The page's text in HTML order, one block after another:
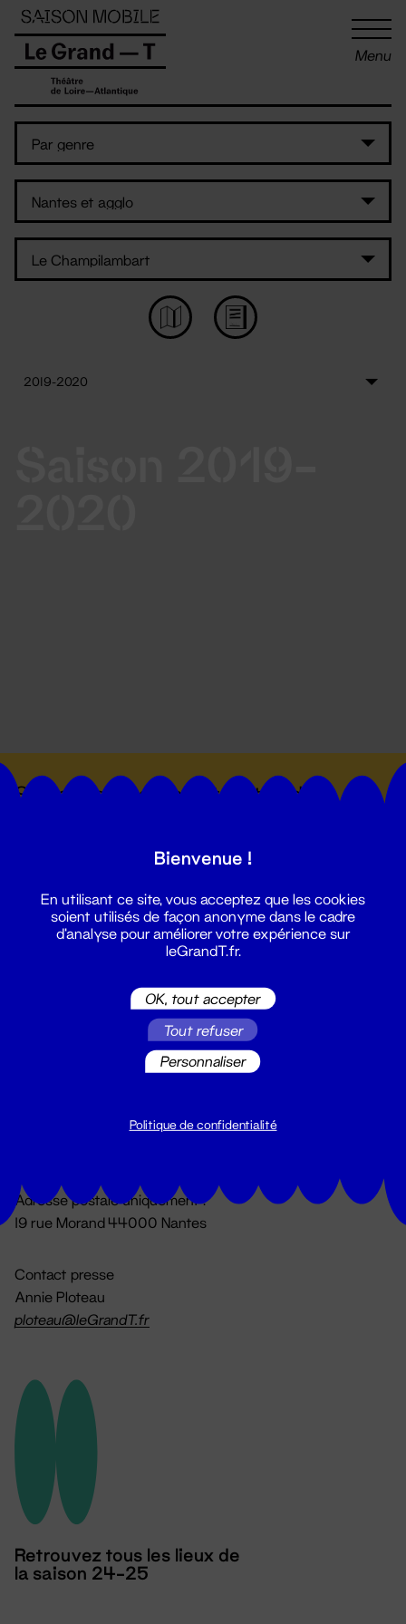
Menu
Suivez toutes les actualités du
Du lundi au vendredi 14h → 18h
Adresse postale uniquement :
19 rue Morand 44000 Nantes
Contact presse
Annie Ploteau
ploteau@leGrandT.fr
Retrouvez tous les lieux de
la saison 24-25
Panneau de gestion des cookies
Bienvenue !
En utilisant ce site, vous acceptez que les cookies
soient utilisés de façon anonyme dans le cadre
d'analyse pour améliorer votre expérience sur
leGrandT.fr.
OK, tout accepter
Tout refuser
Personnaliser
Politique de confidentialité